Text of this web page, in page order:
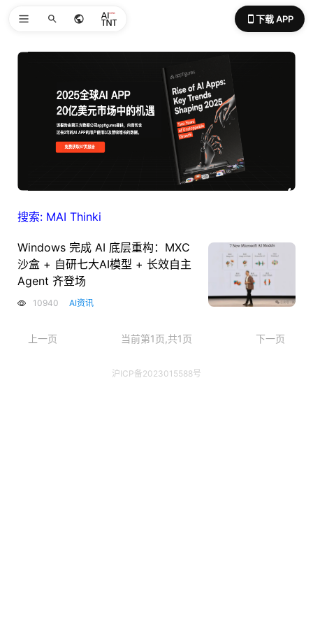
下载 APP
搜索: MAI Thinki
Windows 完成 AI 底层重构：MXC
沙盒 + 自研七大AI模型 + 长效自主
Agent 齐登场
10940 AI资讯
上一页 当前第1页,共1页 下一页
沪ICP备2023015588号